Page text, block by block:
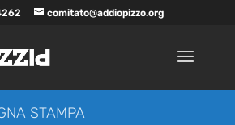
comitato@addiopizzo.org
STAMPA